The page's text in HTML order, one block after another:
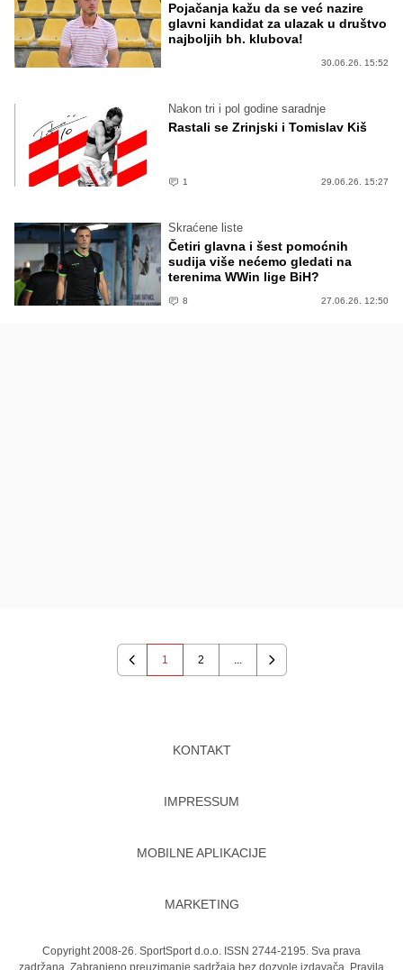
Pojačanja kažu da se već nazire
glavni kandidat za ulazak u društvo
najboljih bh. klubova!
30.06.26. 15:52
Nakon tri i pol godine saradnje
Rastali se Zrinjski i Tomislav Kiš
1 29.06.26. 15:27
Skraćene liste
Četiri glavna i šest pomoćnih
sudija više nećemo gledati na
terenima WWin lige BiH?
8 27.06.26. 12:50
Previous
1 2 ...
Next
KONTAKT
IMPRESSUM
MOBILNE APLIKACIJE
MARKETING
Copyright 2008-26. SportSport d.o.o. ISSN 2744-2195. Sva prava
zadržana. Zabranjeno preuzimanje sadržaja bez dozvole izdavača.
Pravila